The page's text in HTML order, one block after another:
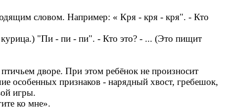
словом. Например: « Кря - кря - кря". - Кто
курица.) "Пи - пи - пи". - Кто это? - ... (Это пищит
дворе. При этом ребёнок не произносит
особенных признаков - нарядный хвост, гребешок,
игры.
ко мне».